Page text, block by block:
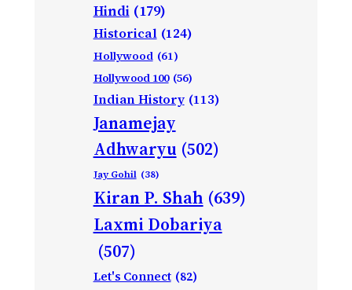
Hindi (179)
Historical (124)
Hollywood (61)
Hollywood 100 (56)
Indian History (113)
Janamejay
Adhwaryu (502)
Jay Gohil (38)
Kiran P. Shah (639)
Laxmi Dobariya
(507)
Let's Connect (82)